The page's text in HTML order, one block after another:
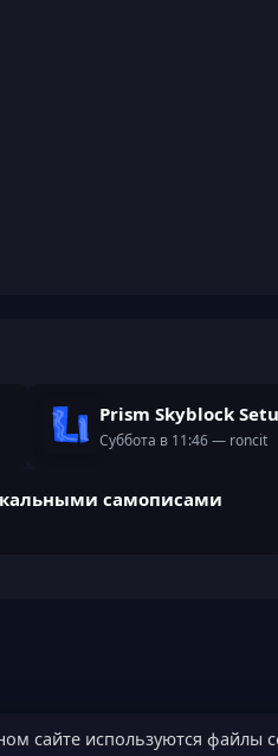
Prism Skyblock
Суббота в 11:46— roncit
самописами
сайте используются файлы